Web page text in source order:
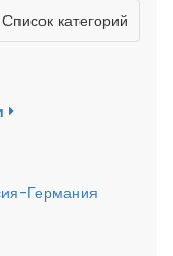
Список категорий
Германия